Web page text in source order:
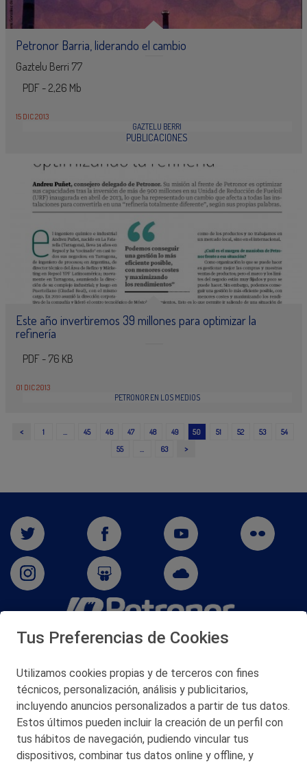
Petronor Barria, liderando el cambio
Gaztelu Berri 77
PDF - 2,26 Mb
15 DIC 2013
GAZTELU BERRI
PUBLICACIONES
Este año invertiremos 39 millones para optimizar la
refinería
PDF - 76 KB
01 DIC 2013
PETRONOR EN LOS MEDIOS
< 1 … 45 46 47 48 49 50 51 52 53
54
55
… 63 >
San Martín 5-Edificio Muñatones,
© 2026 Petronor S.A.
Tus Preferencias de Cookies
Utilizamos cookies propias y de terceros con fines
técnicos, personalización, análisis y publicitarios,
incluyendo anuncios personalizados a partir de tus datos.
Estos últimos pueden incluir la creación de un perfil con
tus hábitos de navegación, pudiendo vincular tus
dispositivos, combinar tus datos online y offline, y